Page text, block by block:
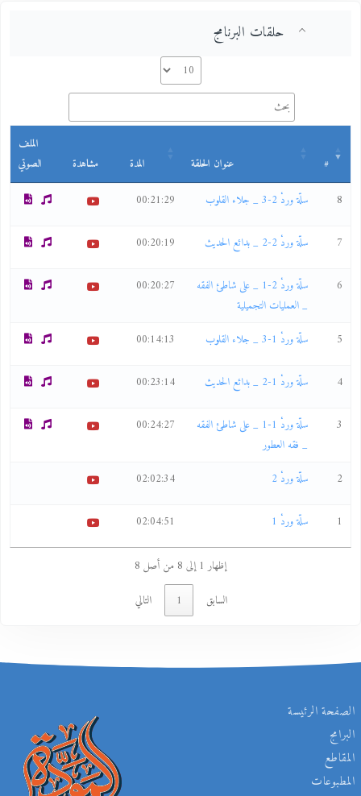
حلقات البرنامج
عنوان الحلقة المدة مشاهدة
الملف
الصوتي
سلّة وردْ 2-3 _ جلاء القلوب 00:21:29
سلّة وردْ 2-2 _ بدائع الحديث 00:20:19
سلّة وردْ 2-1 _ على شاطئ الفقه
_ العمليات التجميلية
00:20:27
سلّة وردْ 1-3 _ جلاء القلوب 00:14:13
سلّة وردْ 1-2 _ بدائع الحديث 00:23:14
سلّة وردْ 1-1 _ على شاطئ الفقه
_ فقه العطور
00:24:27
سلّة وردْ 2 02:02:34
سلّة وردْ 1 02:04:51
إظهار 1 إلى 8 من أصل 8
السابق
التالي
الصفحة الرئيسة
البرامج
المقاطع
المطبوعات